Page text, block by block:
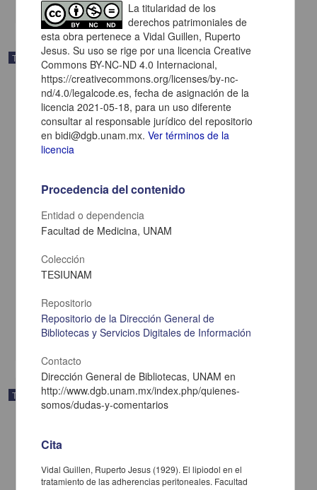
Trabajo de grado
Estudios citologicos y nucleolares en el liquido cefalo-raquideo de
los sifiliticos del sistema nervioso
Medicina y Ciencias de la Salud
Trabajo de grado
La titularidad de los
derechos patrimoniales de
esta obra pertenece a Vidal Guillen, Ruperto
Jesus. Su uso se rige por una licencia Creative
Commons BY-NC-ND 4.0 Internacional,
https://creativecommons.org/licenses/by-nc-
nd/4.0/legalcode.es, fecha de asignación de la
licencia 2021-05-18, para un uso diferente
consultar al responsable jurídico del repositorio
en bidi@dgb.unam.mx.Ver términos de la
licencia
Procedencia del contenido
Entidad o dependencia
Facultad de Medicina, UNAM
Colección
TESIUNAM
Repositorio
Repositorio de la Dirección General de
Bibliotecas y Servicios Digitales de Información
Contacto
Dirección General de Bibliotecas, UNAM en
http://www.dgb.unam.mx/index.php/quienes-
somos/dudas-y-comentarios
Cita
Vidal Guillen, Ruperto Jesus (1929). El lipiodol en el
tratamiento de las adherencias peritoneales. Facultad